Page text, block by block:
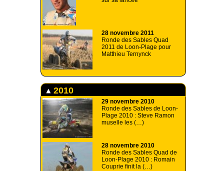
28 novembre 2011
Ronde des Sables Quad
2011 de Loon-Plage pour
Matthieu Ternynck
2010
29 novembre 2010
Ronde des Sables de Loon-
Plage 2010 : Steve Ramon
muselle les (…)
28 novembre 2010
Ronde des Sables Quad de
Loon-Plage 2010 : Romain
Couprie finit la (…)